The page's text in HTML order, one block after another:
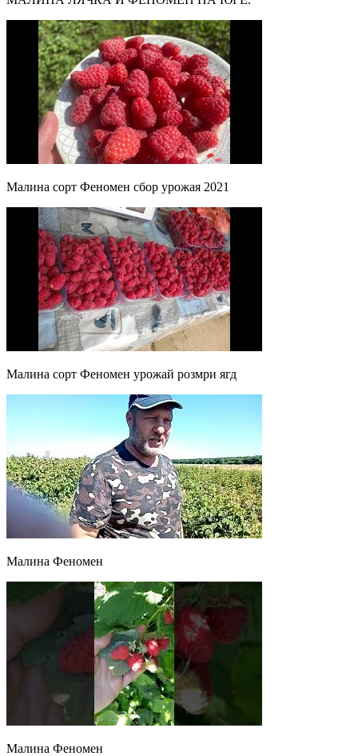
Малина сорт Феномен сбор урожая 2021
Малина сорт Феномен урожай розмри ягд
Малина Феномен
Малина Феномен